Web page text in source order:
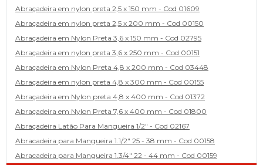
Abraçadeira em nylon preta 2,5 x 150 mm - Cod 01609
Abraçadeira em nylon preta 2,5 x 200 mm - Cod 00150
Abraçadeira em Nylon Preta 3,6 x 150 mm - Cod 02795
Abraçadeira em nylon preta 3,6 x 250 mm - Cod 00151
Abraçadeira em Nylon Preta 4,8 x 200 mm - Cod 03448
Abraçadeira em nylon preta 4,8 x 300 mm - Cod 00155
Abraçadeira em Nylon preta 4,8 x 400 mm - Cod 01372
Abraçadeira em Nylon Preta 7,6 x 400 mm - Cod 01800
Abraçadeira Latão Para Mangueira 1/2" - Cod 02167
Abracadeira para Mangueira 1.1/2" 25 - 38 mm - Cod 00158
Abracadeira para Mangueira 1.3/4" 22 - 44 mm - Cod 00159